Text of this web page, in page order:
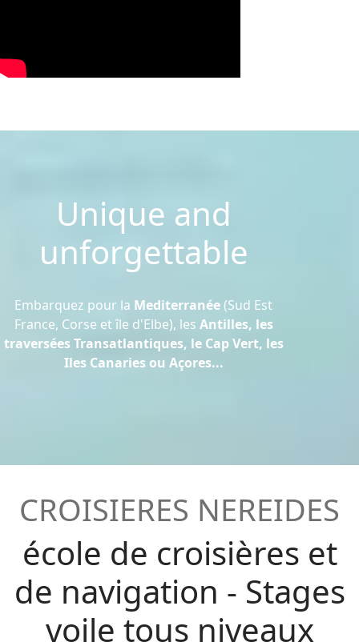
Unique and
unforgettable
Embarquez pour la Mediterranée(Sud Est
France, Corse et île d'Elbe), les Antilles, les
traversées Transatlantiques, le Cap Vert, les
Iles Canaries ou Açores...
CROISIERES NEREIDES
école de croisières et
de navigation - Stages
voile tous niveaux